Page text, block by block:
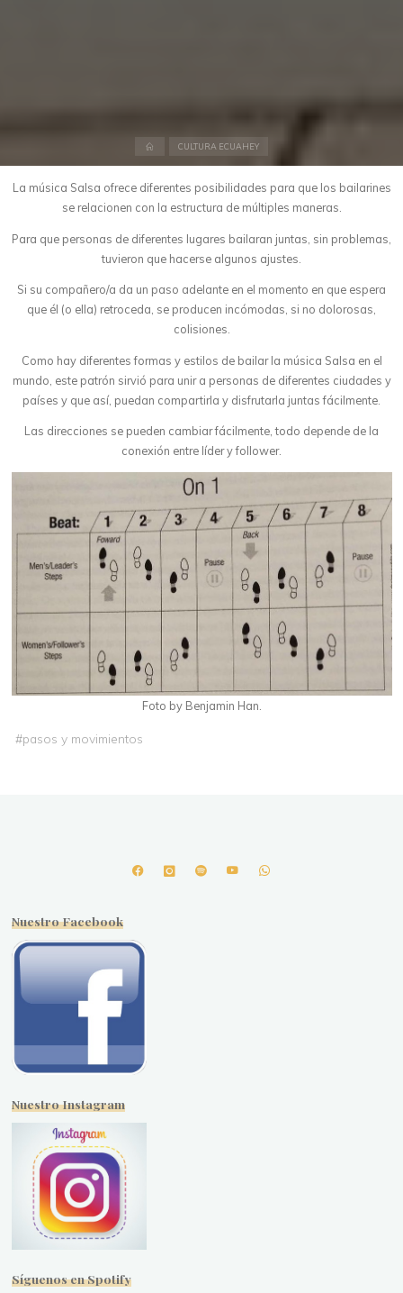
CULTURA ECUAHEY
La música Salsa ofrece diferentes posibilidades para que los bailarines
se relacionen con la estructura de múltiples maneras.
Para que personas de diferentes lugares bailaran juntas, sin problemas,
tuvieron que hacerse algunos ajustes.
Si su compañero/a da un paso adelante en el momento en que espera
que él (o ella) retroceda, se producen incómodas, si no dolorosas,
colisiones.
Como hay diferentes formas y estilos de bailar la música Salsa en el
mundo, este patrón sirvió para unir a personas de diferentes ciudades y
países y que así, puedan compartirla y disfrutarla juntas fácilmente.
Las direcciones se pueden cambiar fácilmente, todo depende de la
conexión entre líder y follower.
Foto by Benjamin Han.
#pasos y movimientos
Nuestro Facebook
Nuestro Instagram
Síguenos en Spotify